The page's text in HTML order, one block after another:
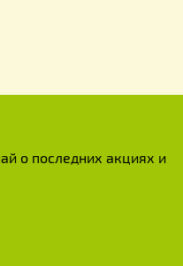
о последних акциях и